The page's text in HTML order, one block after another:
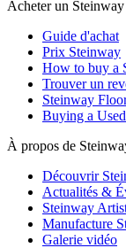
Acheter un Steinway
Guide d'achat
Prix Steinway
How to buy a
Trouver un
Steinway
Buying a
À propos de
Découvrir
Actualités &
Steinway
Manufacture
Galerie vidéo